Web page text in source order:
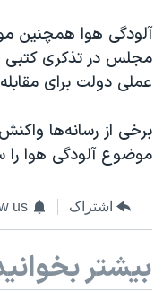
مجلس در تذکری کتبی
عملی دولت برای
برخی از رسانه‌ها
موضوع آلودگی هوا را
اشتراک us
بیشتر